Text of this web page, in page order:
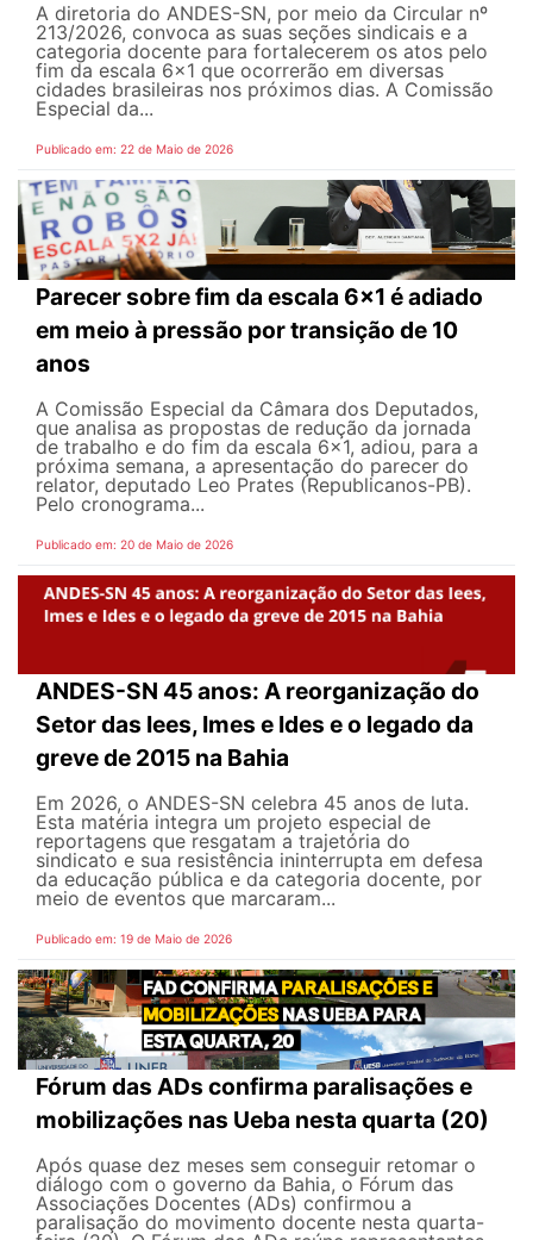
A diretoria do ANDES-SN, por meio da Circular nº
213/2026, convoca as suas seções sindicais e a
categoria docente para fortalecerem os atos pelo
fim da escala 6x1 que ocorrerão em diversas
cidades brasileiras nos próximos dias. A Comissão
Especial da...
Publicado em: 22 de Maio de 2026
Parecer sobre fim da escala 6x1 é adiado
em meio à pressão por transição de 10
anos
A Comissão Especial da Câmara dos Deputados,
que analisa as propostas de redução da jornada
de trabalho e do fim da escala 6x1, adiou, para a
próxima semana, a apresentação do parecer do
relator, deputado Leo Prates (Republicanos-PB).
Pelo cronograma...
Publicado em: 20 de Maio de 2026
ANDES-SN 45 anos: A reorganização do
Setor das Iees, Imes e Ides e o legado da
greve de 2015 na Bahia
Em 2026, o ANDES-SN celebra 45 anos de luta.
Esta matéria integra um projeto especial de
reportagens que resgatam a trajetória do
sindicato e sua resistência ininterrupta em defesa
da educação pública e da categoria docente, por
meio de eventos que marcaram...
Publicado em: 19 de Maio de 2026
Fórum das ADs confirma paralisações e
mobilizações nas Ueba nesta quarta (20)
Após quase dez meses sem conseguir retomar o
diálogo com o governo da Bahia, o Fórum das
Associações Docentes (ADs) confirmou a
paralisação do movimento docente nesta quarta-